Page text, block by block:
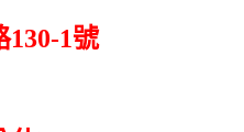
130-1號